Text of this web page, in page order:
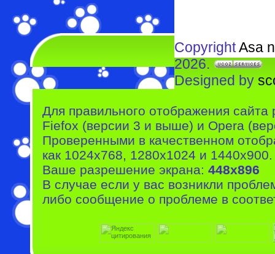
CopyrightAsa
2026.
Designed by
Для правильного отображения
Fiefox (версии 3 и выше) и Opera
Проверенными в качественном
как 1024x768, 1280x1024 и 1440x900.
Ваше разрешение экрана: 448x896
В случае если у вас возникли
либо сообщение о проблеме в